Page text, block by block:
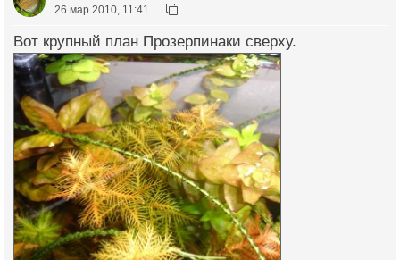
26 мар 2010, 11:41
Вот крупный план Прозерпинаки сверху.